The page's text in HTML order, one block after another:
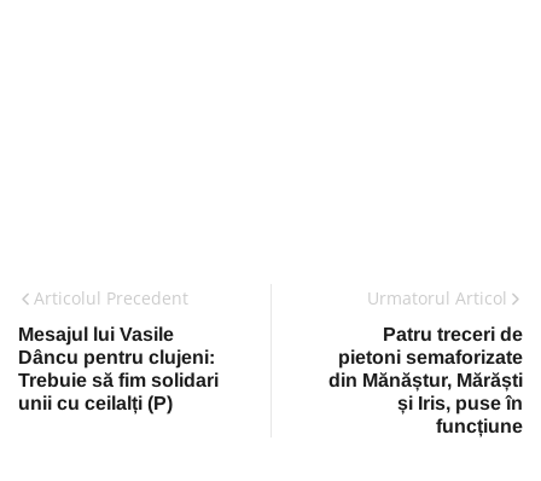
Articolul Precedent
Mesajul lui Vasile
Dâncu pentru clujeni:
Trebuie să fim solidari
unii cu ceilalți (P)
Urmatorul Articol
Patru treceri de
pietoni semaforizate
din Mănăștur, Mărăști
și Iris, puse în
funcțiune